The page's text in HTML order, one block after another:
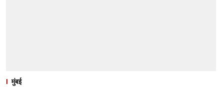
मुंबई